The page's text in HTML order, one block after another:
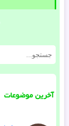
آخرین موضوعات